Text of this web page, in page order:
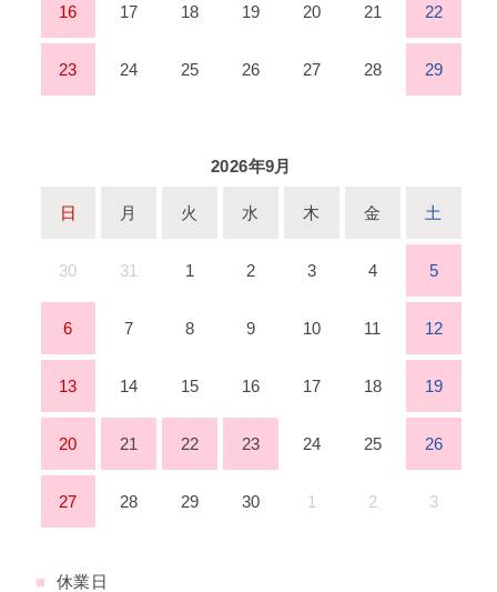
16 17 18 19 20 21 22
23 24 25 26 27 28 29
2026年9月
日 月 火 水 木 金 土
30 31 1 2 3 4 5
6 7 8 9 10 11 12
13 14 15 16 17 18 19
20 21 22 23 24 25 26
27 28 29 30 1 2 3
■
休業日